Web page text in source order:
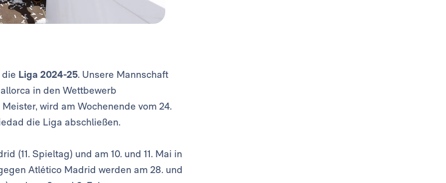
Liga 2024-25. Unsere Mannschaft
in den Wettbewerb
wird am Wochenende vom 24.
die Liga abschließen.
(11. Spieltag) und am 10. und 11. Mai in
Atlético Madrid werden am 28. und